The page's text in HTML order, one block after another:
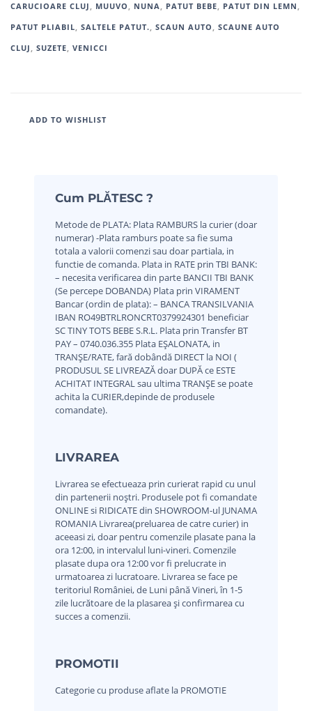
CARUCIOARE CLUJ , MUUVO , NUNA, PATUT BEBE, PATUT DIN LEMN ,
PATUT PLIABIL, SALTELE PATUT., SCAUN AUTO , SCAUNE AUTO
CLUJ , SUZETE, VENICCI
ADD TO WISHLIST
Cum PLĂTESC ?
Metode de PLATA: Plata RAMBURS la curier (doar
numerar)-Plata ramburs poate sa fie suma
totala a valorii comenzi sau doar partiala, in
functie de comanda. Plata in RATE prin TBI BANK:
– necesita verificarea din parte BANCII TBI BANK
(Se percepe DOBANDA) Plata prin VIRAMENT
Bancar (ordin de plata):– BANCA TRANSILVANIA
IBAN RO49BTRLRONCRT0379924301 beneficiar
SC TINY TOTS BEBE S.R.L. Plata prin Transfer BT
PAY – 0740.036.355 Plata EȘALONATA, in
TRANȘE/RATE, fară dobândă DIRECT la NOI (
PRODUSUL SE LIVREAZĂ doar DUPĂ ce ESTE
ACHITAT INTEGRAL sau ultima TRANȘE se poate
achita la CURIER,depinde de produsele
comandate).
LIVRAREA
Livrarea se efectueaza prin curierat rapid cu unul
din partenerii noștri. Produsele pot fi comandate
ONLINE si RIDICATE din SHOWROOM-ul JUNAMA
ROMANIA Livrarea(preluarea de catre curier) in
aceeasi zi, doar pentru comenzile plasate pana la
ora 12:00, in intervalul luni-vineri. Comenzile
plasate dupa ora 12:00 vor fi prelucrate in
urmatoarea zi lucratoare. Livrarea se face pe
teritoriul României, de Luni până Vineri, în 1-5
zile lucrătoare de la plasarea și confirmarea cu
succes a comenzii.
PROMOTII
Categorie cu produse aflate la PROMOTIE